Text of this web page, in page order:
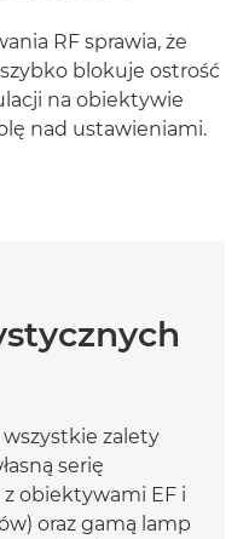
RF sprawia, że
blokuje ostrość
na obiektywie
nad ustawieniami.
wszystkie zalety
serię
obiektywami EF i
oraz gamą lamp